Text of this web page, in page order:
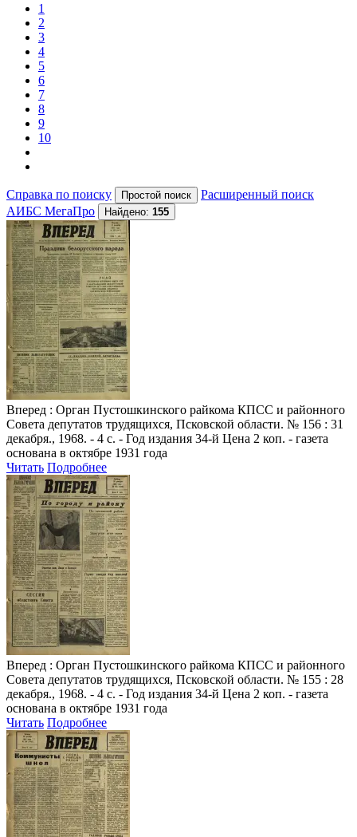
1
2
3
4
5
6
7
8
9
10
Справка по поиску
Расширенный поиск
АИБС МегаПро
Найдено: 155
Вперед : Орган Пустошкинского райкома КПСС и районного
Совета депутатов трудящихся, Псковской области. № 156 : 31
декабря., 1968. - 4 с. - Год издания 34-й Цена 2 коп. - газета
основана в октябре 1931 года
Читать Подробнее
Вперед : Орган Пустошкинского райкома КПСС и районного
Совета депутатов трудящихся, Псковской области. № 155 : 28
декабря., 1968. - 4 с. - Год издания 34-й Цена 2 коп. - газета
основана в октябре 1931 года
Читать Подробнее